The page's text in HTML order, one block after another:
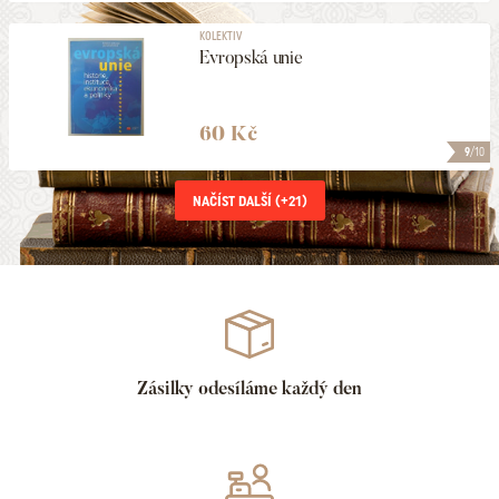
9/10
KOLEKTIV
Evropská unie
60 Kč
NAČÍST DALŠÍ (+21)
Zásilky odesíláme každý den